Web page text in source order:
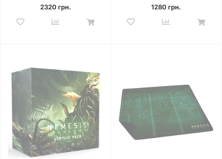
2320 грн. 1280 грн.